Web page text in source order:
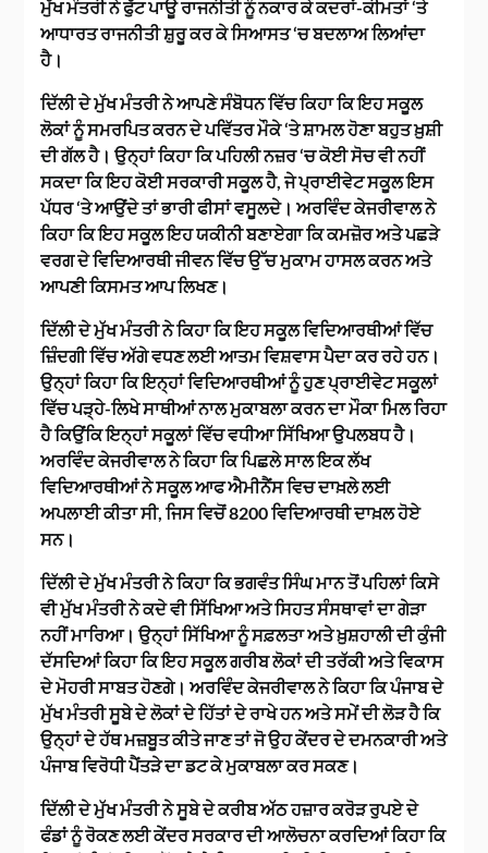
ਮੁੱਖ ਮੰਤਰੀ ਨੇ ਫੁੱਟ ਪਾਊ ਰਾਜਨੀਤੀ ਨੂੰ ਨਕਾਰ ਕੇ ਕਦਰਾਂ-ਕੀਮਤਾਂ ‘ਤੇ
ਆਧਾਰਤ ਰਾਜਨੀਤੀ ਸ਼ੁਰੂ ਕਰ ਕੇ ਸਿਆਸਤ ‘ਚ ਬਦਲਾਅ ਲਿਆਂਦਾ
ਹੈ।
ਦਿੱਲੀ ਦੇ ਮੁੱਖ ਮੰਤਰੀ ਨੇ ਆਪਣੇ ਸੰਬੋਧਨ ਵਿੱਚ ਕਿਹਾ ਕਿ ਇਹ ਸਕੂਲ
ਲੋਕਾਂ ਨੂੰ ਸਮਰਪਿਤ ਕਰਨ ਦੇ ਪਵਿੱਤਰ ਮੌਕੇ ‘ਤੇ ਸ਼ਾਮਲ ਹੋਣਾ ਬਹੁਤ ਖ਼ੁਸ਼ੀ
ਦੀ ਗੱਲ ਹੈ। ਉਨ੍ਹਾਂ ਕਿਹਾ ਕਿ ਪਹਿਲੀ ਨਜ਼ਰ ‘ਚ ਕੋਈ ਸੋਚ ਵੀ ਨਹੀਂ
ਸਕਦਾ ਕਿ ਇਹ ਕੋਈ ਸਰਕਾਰੀ ਸਕੂਲ ਹੈ, ਜੇ ਪ੍ਰਾਈਵੇਟ ਸਕੂਲ ਇਸ
ਪੱਧਰ ‘ਤੇ ਆਉਂਦੇ ਤਾਂ ਭਾਰੀ ਫੀਸਾਂ ਵਸੂਲਦੇ। ਅਰਵਿੰਦ ਕੇਜਰੀਵਾਲ ਨੇ
ਕਿਹਾ ਕਿ ਇਹ ਸਕੂਲ ਇਹ ਯਕੀਨੀ ਬਣਾਏਗਾ ਕਿ ਕਮਜ਼ੋਰ ਅਤੇ ਪਛੜੇ
ਵਰਗ ਦੇ ਵਿਦਿਆਰਥੀ ਜੀਵਨ ਵਿੱਚ ਉੱਚ ਮੁਕਾਮ ਹਾਸਲ ਕਰਨ ਅਤੇ
ਆਪਣੀ ਕਿਸਮਤ ਆਪ ਲਿਖਣ।
ਦਿੱਲੀ ਦੇ ਮੁੱਖ ਮੰਤਰੀ ਨੇ ਕਿਹਾ ਕਿ ਇਹ ਸਕੂਲ ਵਿਦਿਆਰਥੀਆਂ ਵਿੱਚ
ਜ਼ਿੰਦਗੀ ਵਿੱਚ ਅੱਗੇ ਵਧਣ ਲਈ ਆਤਮ ਵਿਸ਼ਵਾਸ ਪੈਦਾ ਕਰ ਰਹੇ ਹਨ।
ਉਨ੍ਹਾਂ ਕਿਹਾ ਕਿ ਇਨ੍ਹਾਂ ਵਿਦਿਆਰਥੀਆਂ ਨੂੰ ਹੁਣ ਪ੍ਰਾਈਵੇਟ ਸਕੂਲਾਂ
ਵਿੱਚ ਪੜ੍ਹੇ-ਲਿਖੇ ਸਾਥੀਆਂ ਨਾਲ ਮੁਕਾਬਲਾ ਕਰਨ ਦਾ ਮੌਕਾ ਮਿਲ ਰਿਹਾ
ਹੈ ਕਿਉਂਕਿ ਇਨ੍ਹਾਂ ਸਕੂਲਾਂ ਵਿੱਚ ਵਧੀਆ ਸਿੱਖਿਆ ਉਪਲਬਧ ਹੈ।
ਅਰਵਿੰਦ ਕੇਜਰੀਵਾਲ ਨੇ ਕਿਹਾ ਕਿ ਪਿਛਲੇ ਸਾਲ ਇਕ ਲੱਖ
ਵਿਦਿਆਰਥੀਆਂ ਨੇ ਸਕੂਲ ਆਫ ਐਮੀਨੈਂਸ ਵਿਚ ਦਾਖ਼ਲੇ ਲਈ
ਅਪਲਾਈ ਕੀਤਾ ਸੀ, ਜਿਸ ਵਿਚੋਂ 8200 ਵਿਦਿਆਰਥੀ ਦਾਖ਼ਲ ਹੋਏ
ਸਨ।
ਦਿੱਲੀ ਦੇ ਮੁੱਖ ਮੰਤਰੀ ਨੇ ਕਿਹਾ ਕਿ ਭਗਵੰਤ ਸਿੰਘ ਮਾਨ ਤੋਂ ਪਹਿਲਾਂ ਕਿਸੇ
ਵੀ ਮੁੱਖ ਮੰਤਰੀ ਨੇ ਕਦੇ ਵੀ ਸਿੱਖਿਆ ਅਤੇ ਸਿਹਤ ਸੰਸਥਾਵਾਂ ਦਾ ਗੇੜਾ
ਨਹੀਂ ਮਾਰਿਆ। ਉਨ੍ਹਾਂ ਸਿੱਖਿਆ ਨੂੰ ਸਫ਼ਲਤਾ ਅਤੇ ਖ਼ੁਸ਼ਹਾਲੀ ਦੀ ਕੁੰਜੀ
ਦੱਸਦਿਆਂ ਕਿਹਾ ਕਿ ਇਹ ਸਕੂਲ ਗਰੀਬ ਲੋਕਾਂ ਦੀ ਤਰੱਕੀ ਅਤੇ ਵਿਕਾਸ
ਦੇ ਮੋਹਰੀ ਸਾਬਤ ਹੋਣਗੇ। ਅਰਵਿੰਦ ਕੇਜਰੀਵਾਲ ਨੇ ਕਿਹਾ ਕਿ ਪੰਜਾਬ ਦੇ
ਮੁੱਖ ਮੰਤਰੀ ਸੂਬੇ ਦੇ ਲੋਕਾਂ ਦੇ ਹਿੱਤਾਂ ਦੇ ਰਾਖੇ ਹਨ ਅਤੇ ਸਮੇਂ ਦੀ ਲੋੜ ਹੈ ਕਿ
ਉਨ੍ਹਾਂ ਦੇ ਹੱਥ ਮਜ਼ਬੂਤ ​​ਕੀਤੇ ਜਾਣ ਤਾਂ ਜੋ ਉਹ ਕੇਂਦਰ ਦੇ ਦਮਨਕਾਰੀ ਅਤੇ
ਪੰਜਾਬ ਵਿਰੋਧੀ ਪੈਂਤੜੇ ਦਾ ਡਟ ਕੇ ਮੁਕਾਬਲਾ ਕਰ ਸਕਣ।
ਦਿੱਲੀ ਦੇ ਮੁੱਖ ਮੰਤਰੀ ਨੇ ਸੂਬੇ ਦੇ ਕਰੀਬ ਅੱਠ ਹਜ਼ਾਰ ਕਰੋੜ ਰੁਪਏ ਦੇ
ਫੰਡਾਂ ਨੂੰ ਰੋਕਣ ਲਈ ਕੇਂਦਰ ਸਰਕਾਰ ਦੀ ਆਲੋਚਨਾ ਕਰਦਿਆਂ ਕਿਹਾ ਕਿ